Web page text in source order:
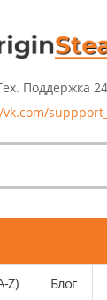
Поддержка
Z)
Блог